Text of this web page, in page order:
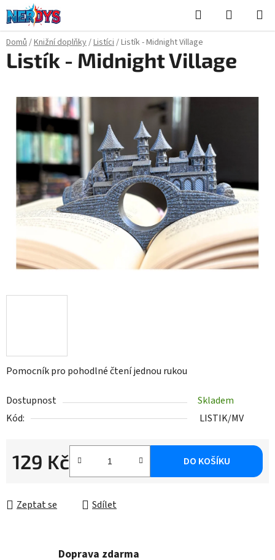
Přejít
na
obsah
Hledat
KOŠÍK
Domů/Knižní doplňky/Listíci/Listík - Midnight Village
Pomocník pro pohodlné čtení jednou rukou
Dostupnost
Skladem
Kód:
LISTIK/MV
129 Kč DO KOŠÍKU
Zeptat se Sdílet
Listík - Midnight Village
Doprava zdarma